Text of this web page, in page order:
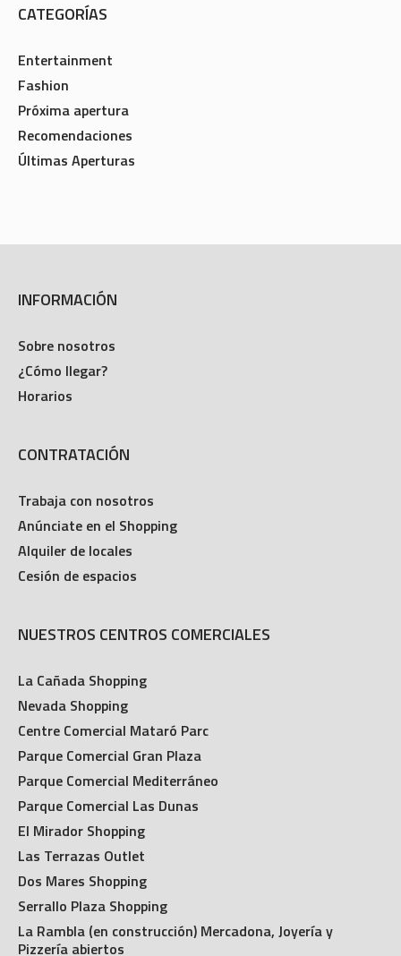
CATEGORÍAS
Entertainment
Fashion
Próxima apertura
Recomendaciones
Últimas Aperturas
INFORMACIÓN
Sobre nosotros
¿Cómo llegar?
Horarios
CONTRATACIÓN
Trabaja con nosotros
Anúnciate en el Shopping
Alquiler de locales
Cesión de espacios
NUESTROS CENTROS COMERCIALES
La Cañada Shopping
Nevada Shopping
Centre Comercial Mataró Parc
Parque Comercial Gran Plaza
Parque Comercial Mediterráneo
Parque Comercial Las Dunas
El Mirador Shopping
Las Terrazas Outlet
Dos Mares Shopping
Serrallo Plaza Shopping
La Rambla (en construcción) Mercadona, Joyería y
Pizzería abiertos